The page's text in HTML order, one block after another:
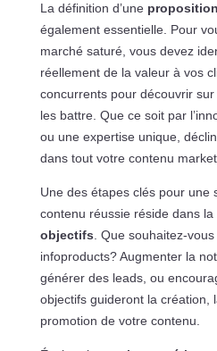
La définition d’une
également essentielle. Pour
marché saturé, vous devez
réellement de la valeur à vos
concurrents pour découvrir
les battre. Que ce soit par
ou une expertise unique,
dans tout votre contenu
Une des étapes clés pour une
contenu réussie réside dans
objectifs . Que souhaitez-
infoproducts? Augmenter la
générer des leads, ou
objectifs guideront la création,
promotion de votre contenu.